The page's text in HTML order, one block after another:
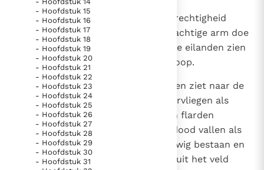
Paus Leo XIV in Pavia: "De stad is zowel een gave als
een taak"
Paus in Pavia: St. Augustinus toont ons de noodzaak om
"naar het innerlijk" toe te keren.
RK Documenten stelt heel veel belangrijke
kerkelijke documenten van de Rooms
Katholieke Kerk in het Nederlands beschikbaar
en is volledig afhankelijk van donaties.
Ik help mee!
- Hoofdstuk 15
- Hoofdstuk 16
- Hoofdstuk 17
- Hoofdstuk 18
- Hoofdstuk 19
- Hoofdstuk 20
- Hoofdstuk 21
- Hoofdstuk 22
- Hoofdstuk 23
- Hoofdstuk 24
- Hoofdstuk 25
- Hoofdstuk 26
- Hoofdstuk 27
- Hoofdstuk 28
- Hoofdstuk 29
- Hoofdstuk 30
- Hoofdstuk 31
In een oogwenk breng Ik mijn gerechtigheid
nabij, mijn heil verschijnt, met machtige arm doe
Ik de volken recht wedervaren; de eilanden zien
naar Mij uit en mijn arm is hun hoop.
Heft uw ogen naar de hemel op, en ziet naar de
aarde beneden: de hemel mag vervliegen als
rook en de aarde als een kleed in flarden
uiteenvallen, en haar bewoners dood vallen als
muggen; maar mijn heil blijft eeuwig bestaan en
mijn gerechtigheid laat zich niet uit het veld